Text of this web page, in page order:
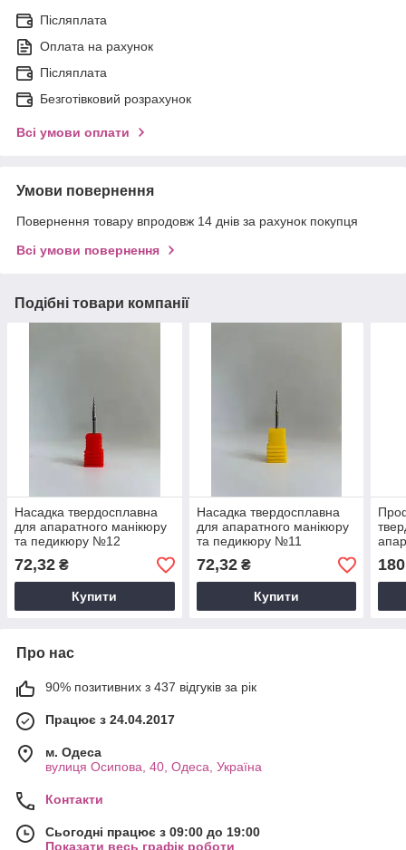
Післяплата
Оплата на рахунок
Післяплата
Безготівковий розрахунок
Всі умови оплати
Умови повернення
Повернення товару впродовж 14 днів за рахунок покупця
Всі умови повернення
Подібні товари компанії
Насадка твердосплавна
для апаратного манікюру
та педикюру №12
72,32 ₴
Купити
Насадка твердосплавна
для апаратного манікюру
та педикюру №11
72,32₴
Купити
Про нас
90% позитивних з 437 відгуків за рік
Працює з 24.04.2017
м. Одеса
вулиця Осипова, 40, Одеса, Україна
Контакти
Сьогодні працює з 09:00 до 19:00
Показати весь графік роботи